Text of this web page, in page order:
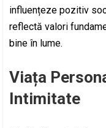
influențeze pozitiv
reflectă valori
bine în lume.
Viața
Intimitate